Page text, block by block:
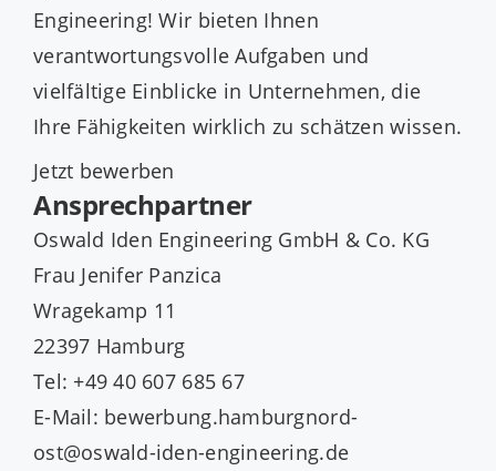
Engineering! Wir bieten Ihnen
verantwortungsvolle Aufgaben und
vielfältige Einblicke in Unternehmen, die
Ihre Fähigkeiten wirklich zu schätzen wissen.
Jetzt bewerben
Ansprechpartner
Oswald Iden Engineering GmbH & Co. KG
Frau Jenifer Panzica
Wragekamp 11
22397 Hamburg
Tel: +49 40 607 685 67
E-Mail: bewerbung.hamburgnord-
ost@oswald-iden-engineering.de